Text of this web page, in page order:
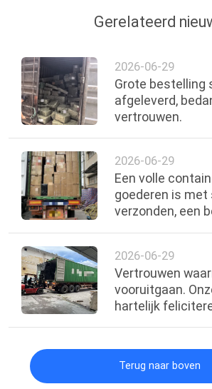
Gerelateerd
2026-06-29
Grote bestelling
afgeleverd,
vertrouwen.
2026-06-29
Een volle
goederen is met
verzonden, een
2026-06-29
Vertrouwen
vooruitgaan.
hartelijk
Terug naar boven